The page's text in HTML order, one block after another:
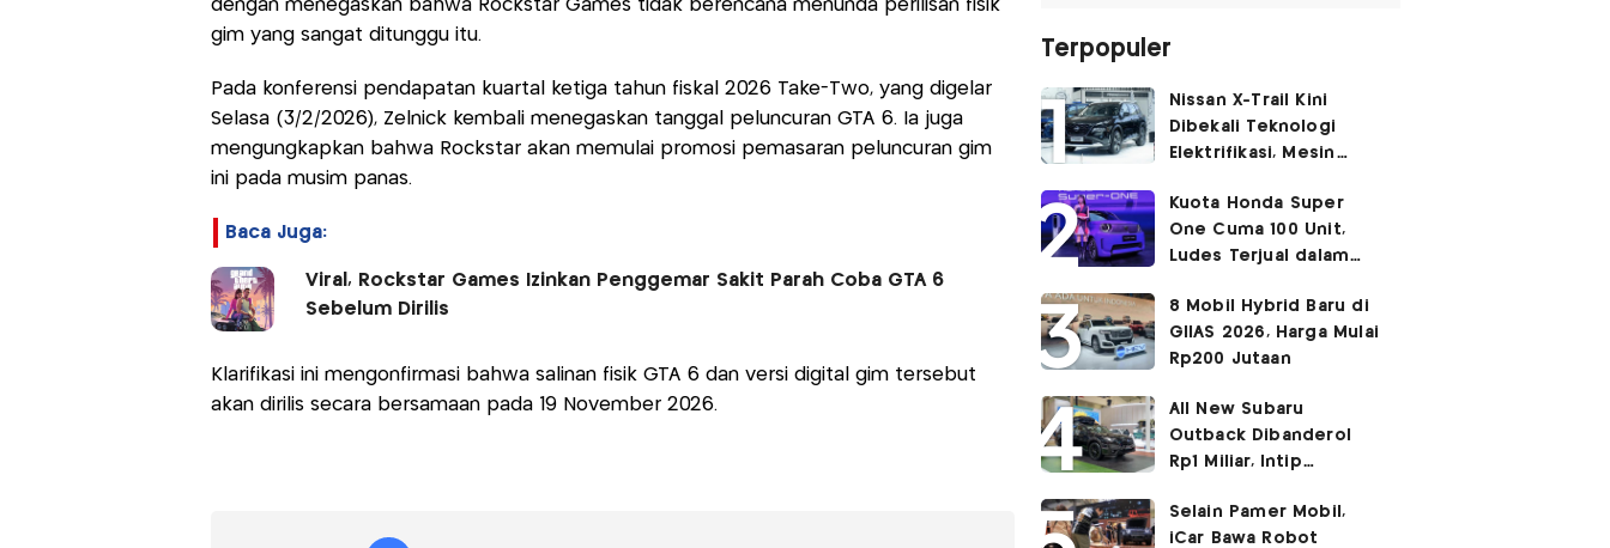
dengan menegaskan bahwa Rockstar Games tidak berencana menunda perilisan fisik
gim yang sangat ditunggu itu.
Pada konferensi pendapatan kuartal ketiga tahun fiskal 2026 Take-Two, yang digelar
Selasa (3/2/2026), Zelnick kembali menegaskan tanggal peluncuran GTA 6. Ia juga
mengungkapkan bahwa Rockstar akan memulai promosi pemasaran peluncuran gim
ini pada musim panas.
Baca Juga:
Viral, Rockstar Games Izinkan Penggemar Sakit Parah Coba GTA 6
Sebelum Dirilis
Klarifikasi ini mengonfirmasi bahwa salinan fisik GTA 6 dan versi digital gim tersebut
akan dirilis secara bersamaan pada 19 November 2026.
Terpopuler
Nissan X-Trail Kini
Dibekali Teknologi
Elektrifikasi, Mesin
Kuota Honda Super
One Cuma 100 Unit,
Ludes Terjual dalam
8 Mobil Hybrid Baru di
GIIAS 2026, Harga Mulai
Rp200 Jutaan
All New Subaru
Outback Dibanderol
Rp1 Miliar, Intip
Selain Pamer Mobil,
iCar Bawa Robot